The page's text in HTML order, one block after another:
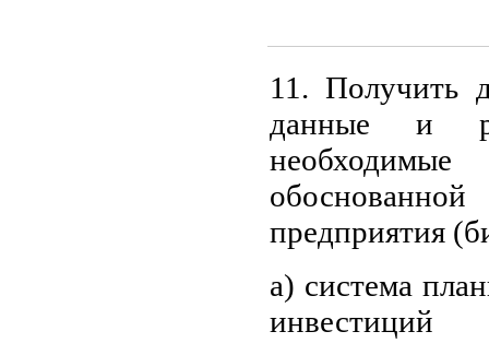
11. Получить
данные и
предприятия
а) система
инвестиций